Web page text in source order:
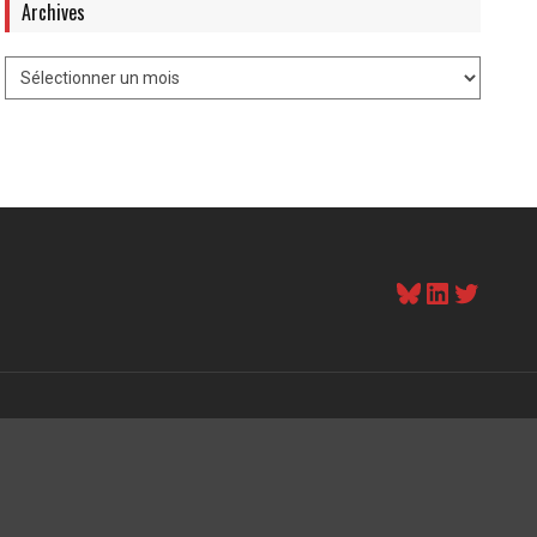
Archives
Bluesky